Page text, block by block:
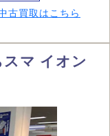
古買取はこちら
マ イオン